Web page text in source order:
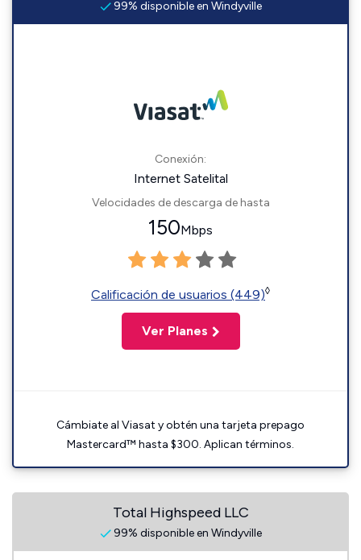
99% disponible en Windyville
Conexión:
Internet Satelital
Velocidades de descarga de hasta
150Mbps
Calificación de usuarios (449)◊
Ver Planes
Cámbiate al Viasat y obtén una tarjeta prepago
Mastercard™ hasta $300. Aplican términos.
Total Highspeed LLC
99% disponible en Windyville